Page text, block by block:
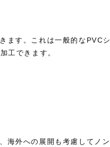
ます。これは一般的なPVC
工できます。
海外への展開も考慮してノ